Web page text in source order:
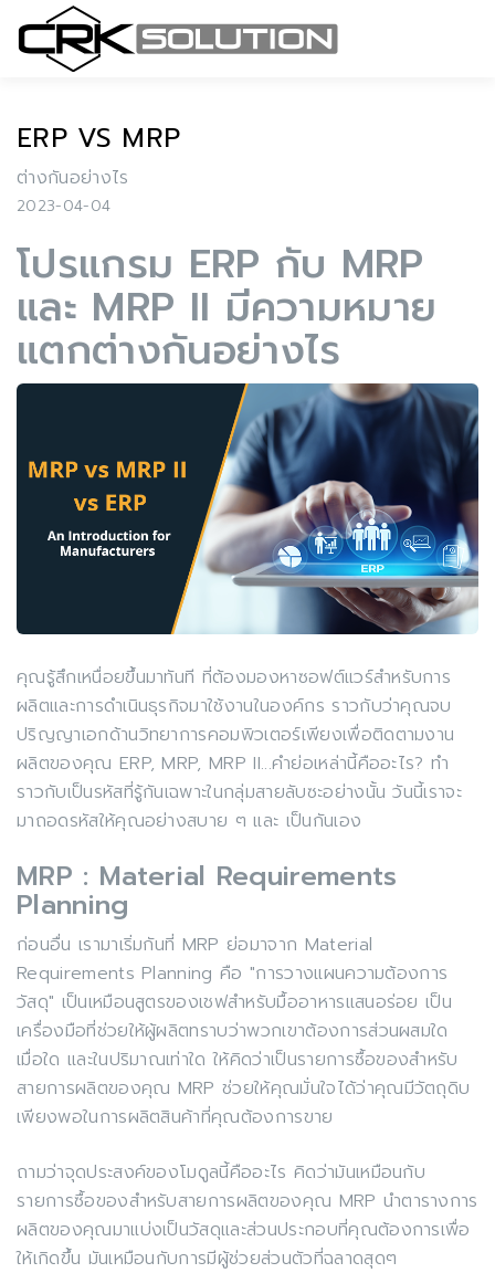
ERP VS MRP
ต่างกันอย่างไร
2023-04-04
โปรแกรม ERP กับ MRP
และ MRP II มีความหมาย
แตกต่างกันอย่างไร
คุณรู้สึกเหนื่อยขึ้นมาทันที ที่ต้องมองหาซอฟต์แวร์สำหรับการ
ผลิตและการดำเนินธุรกิจมาใช้งานในองค์กร ราวกับว่าคุณจบ
ปริญญาเอกด้านวิทยาการคอมพิวเตอร์เพียงเพื่อติดตามงาน
ผลิตของคุณ ERP, MRP, MRP II...คำย่อเหล่านี้คืออะไร? ทำ
ราวกับเป็นรหัสที่รู้กันเฉพาะในกลุ่มสายลับซะอย่างนั้น วันนี้เราจะ
มาถอดรหัสให้คุณอย่างสบาย ๆ และ เป็นกันเอง
MRP : Material Requirements
Planning
ก่อนอื่น เรามาเริ่มกันที่ MRP ย่อมาจาก Material
Requirements Planning คือ "การวางแผนความต้องการ
วัสดุ" เป็นเหมือนสูตรของเชฟสำหรับมื้ออาหารแสนอร่อย เป็น
เครื่องมือที่ช่วยให้ผู้ผลิตทราบว่าพวกเขาต้องการส่วนผสมใด
เมื่อใด และในปริมาณเท่าใด ให้คิดว่าเป็นรายการซื้อของสำหรับ
สายการผลิตของคุณ MRP ช่วยให้คุณมั่นใจได้ว่าคุณมีวัตถุดิบ
เพียงพอในการผลิตสินค้าที่คุณต้องการขาย
ถามว่าจุดประสงค์ของโมดูลนี้คืออะไร คิดว่ามันเหมือนกับ
รายการซื้อของสำหรับสายการผลิตของคุณ MRP นำตารางการ
ผลิตของคุณมาแบ่งเป็นวัสดุและส่วนประกอบที่คุณต้องการเพื่อ
ให้เกิดขึ้น มันเหมือนกับการมีผู้ช่วยส่วนตัวที่ฉลาดสุดๆ